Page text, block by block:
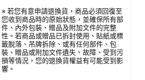
※ 若您有意申請退換貨，商品必須回復至
您收到商品時的原始狀態，並確保所有部
件、內外包裝、贈品及附加文件的完整
性。若商品或贈品已拆封使用、貼紙或標
籤脫落、吊牌拆除、或有任何部件、包
裝、贈品或附加文件遺失、故障、受到污
損等情況，您的退換貨權益有可能受到影
響。